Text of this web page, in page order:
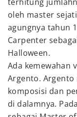
oleh master
agungnya tahun
Carpenter
Halloween.
Ada kemewahan
Argento.
komposisi dan
di dalamnya.